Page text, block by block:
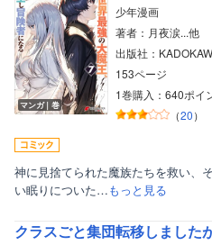
マンガ｜巻
少年漫画
著者：月夜涙...他
出版社：
153ページ
1巻購入：640ポイ
（20）
神に見捨てられた魔族たちを救い、
い眠りについた…もっと見る